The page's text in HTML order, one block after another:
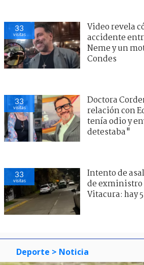
33
visitas
Video revela
accidente
Neme y un
Condes
33
visitas
Doctora
relación con
tenía odio y
detestaba"
33
visitas
Intento de
de exministro
Vitacura: hay
Deporte > Noticia